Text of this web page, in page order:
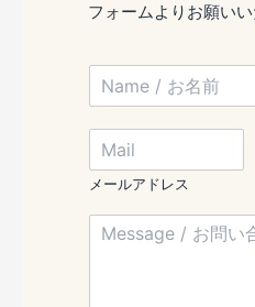
フォームよりお願いい
お
前
N
m
e
お
名
M
iメールアドレス
M